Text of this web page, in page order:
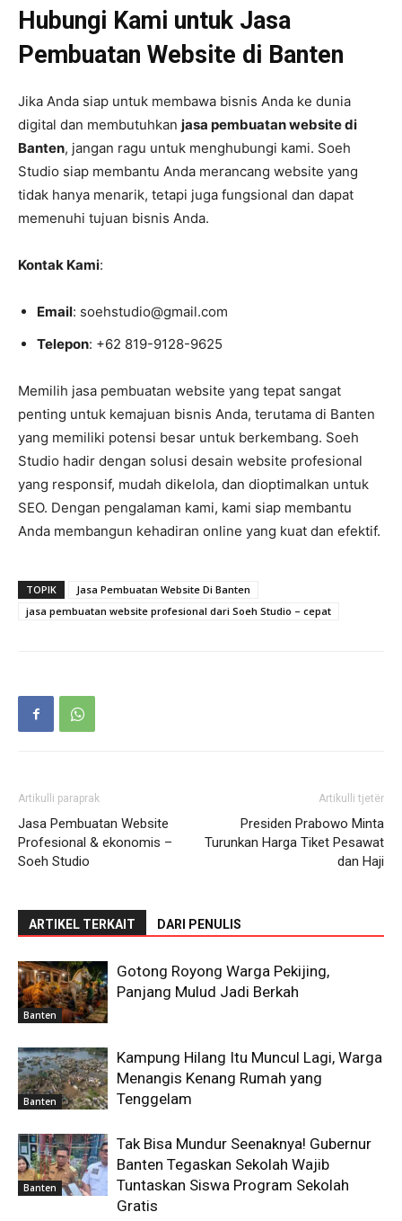
Hubungi Kami untuk Jasa
Pembuatan Website di Banten
Jika Anda siap untuk membawa bisnis Anda ke dunia
digital dan membutuhkan jasa pembuatan website di
Banten, jangan ragu untuk menghubungi kami. Soeh
Studio siap membantu Anda merancang website yang
tidak hanya menarik, tetapi juga fungsional dan dapat
memenuhi tujuan bisnis Anda.
Kontak Kami:
Email: soehstudio@gmail.com
Telepon: +62 819-9128-9625
Memilih jasa pembuatan website yang tepat sangat
penting untuk kemajuan bisnis Anda, terutama di Banten
yang memiliki potensi besar untuk berkembang. Soeh
Studio hadir dengan solusi desain website profesional
yang responsif, mudah dikelola, dan dioptimalkan untuk
SEO. Dengan pengalaman kami, kami siap membantu
Anda membangun kehadiran online yang kuat dan efektif.
TOPIK
Jasa Pembuatan Website Di Banten
jasa pembuatan website profesional dari Soeh Studio – cepat
Artikulli paraprak
Jasa Pembuatan Website
Profesional & ekonomis –
Soeh Studio
Artikulli tjetër
Presiden Prabowo Minta
Turunkan Harga Tiket Pesawat
dan Haji
ARTIKEL TERKAIT DARI PENULIS
Banten
Gotong Royong Warga Pekijing,
Panjang Mulud Jadi Berkah
Banten
Kampung Hilang Itu Muncul Lagi, Warga
Menangis Kenang Rumah yang
Tenggelam
Banten
Tak Bisa Mundur Seenaknya! Gubernur
Banten Tegaskan Sekolah Wajib
Tuntaskan Siswa Program Sekolah
Gratis